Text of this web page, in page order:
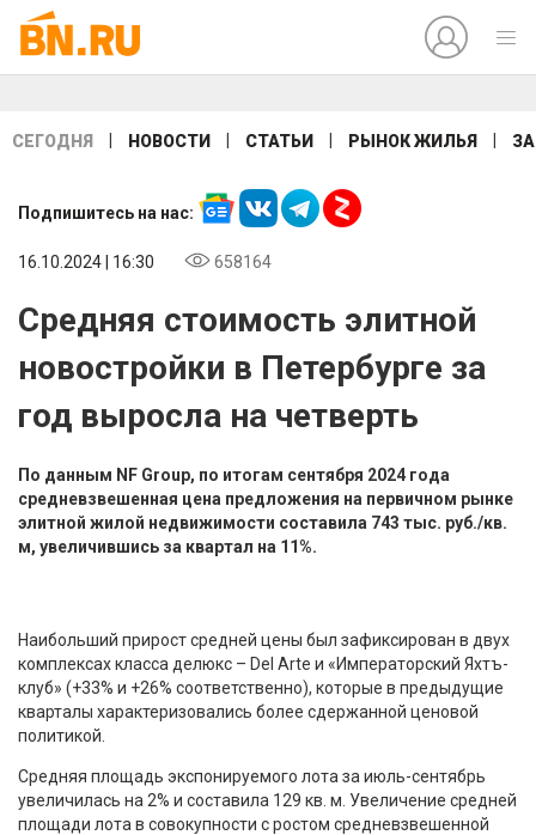
СЕГОДНЯ НОВОСТИ СТАТЬИ РЫНОК ЖИЛЬЯ
Подпишитесь на нас:
16.10.2024 | 16:30 658164
Средняя стоимость элитной
новостройки в Петербурге за
год выросла на четверть
По данным NF Group, по итогам сентября 2024 года
средневзвешенная цена предложения на первичном рынке
элитной жилой недвижимости составила 743 тыс. руб./кв.
м, увеличившись за квартал на 11%.
Наибольший прирост средней цены был зафиксирован в двух
комплексах класса делюкс – Del Arte и «Императорский Яхтъ-
клуб» (+33% и +26% соответственно), которые в предыдущие
кварталы характеризовались более сдержанной ценовой
политикой.
Средняя площадь экспонируемого лота за июль-сентябрь
увеличилась на 2% и составила 129 кв. м. Увеличение средней
площади лота в совокупности с ростом средневзвешенной